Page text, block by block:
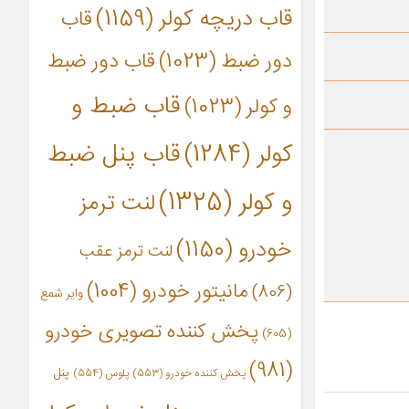
قاب دریچه کولر(1159)
قاب
دور ضبط(1023)
قاب دور ضبط
و کولر(1023)
قاب ضبط و
کولر(1284)
قاب پنل ضبط
و کولر(1325)
لنت ترمز
خودرو(1150)
لنت ترمز عقب
(806)
مانیتور خودرو(1004)
وایر شمع
(605)
پخش کننده تصویری خودرو
(981)
پخش کننده خودرو(553) پلوس(554) پنل